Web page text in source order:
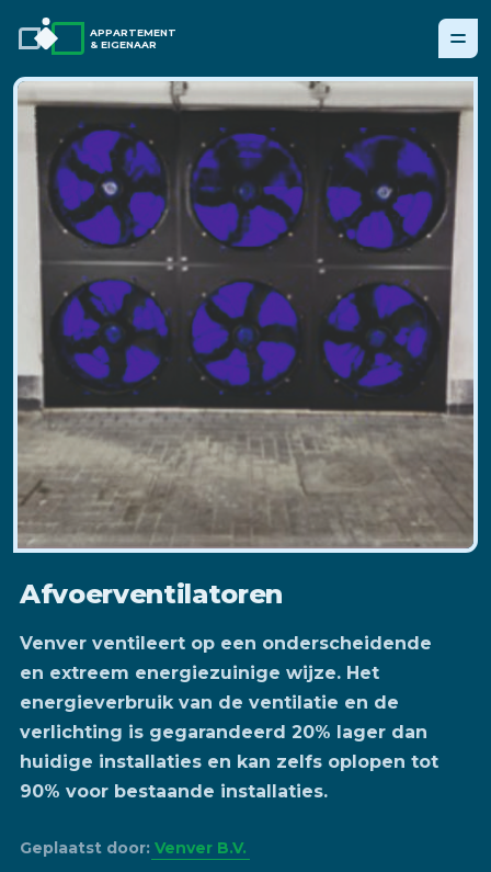
APPARTEMENT
& EIGENAAR
Afvoerventilatoren
Venver ventileert op een onderscheidende
en extreem energiezuinige wijze. Het
energieverbruik van de ventilatie en de
verlichting is gegarandeerd 20% lager dan
huidige installaties en kan zelfs oplopen tot
90% voor bestaande installaties.
Geplaatst door: Venver B.V.